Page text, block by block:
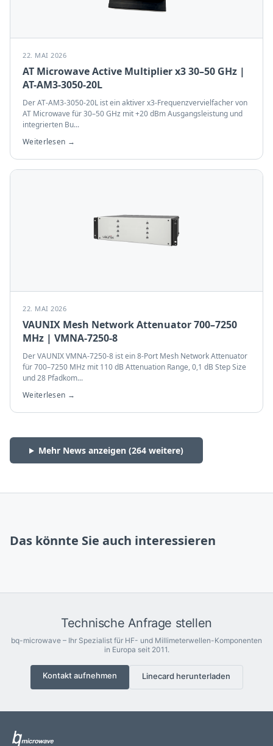
22. MAI 2026
AT Microwave Active Multiplier x3 30–50 GHz |
AT-AM3-3050-20L
Der AT-AM3-3050-20L ist ein aktiver x3-Frequenzvervielfacher von
AT Microwave für 30–50 GHz mit +20 dBm Ausgangsleistung und
integrierten Bu...
Weiterlesen →
22. MAI 2026
VAUNIX Mesh Network Attenuator 700–7250
MHz | VMNA-7250-8
Der VAUNIX VMNA-7250-8 ist ein 8-Port Mesh Network Attenuator
für 700–7250 MHz mit 110 dB Attenuation Range, 0,1 dB Step Size
und 28 Pfadkom...
Weiterlesen →
Mehr News anzeigen (264weitere)
Das könnte Sie auch interessieren
Technische Anfrage stellen
bq-microwave – Ihr Spezialist für HF- und Millimeterwellen-Komponenten
in Europa seit 2011.
Kontakt aufnehmen Linecard herunterladen